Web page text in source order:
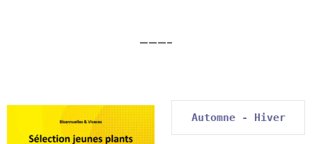
———–
Automne - Hiver